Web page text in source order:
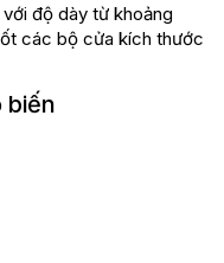
độ dày từ khoảng
các bộ cửa kích thước
biến